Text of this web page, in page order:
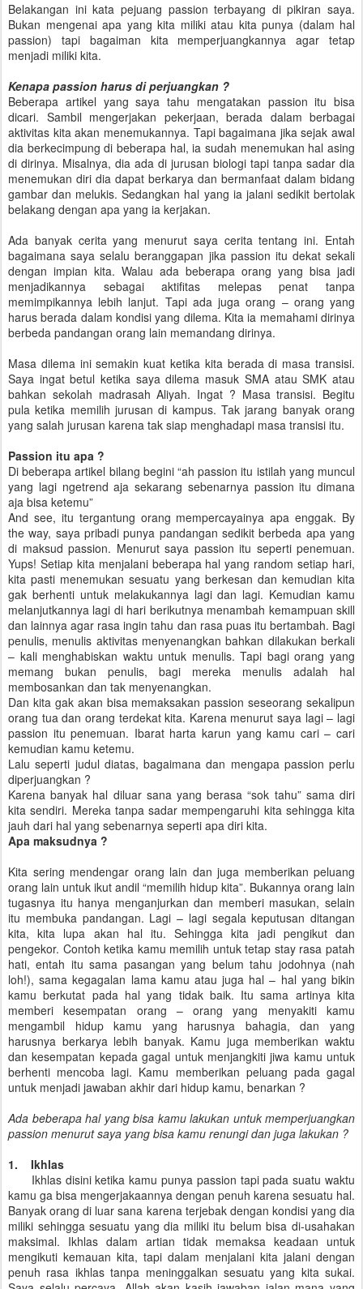
Belakangan ini kata pejuang passion terbayang di pikiran saya.
Bukan mengenai apa yang kita miliki atau kita punya (dalam hal
passion) tapi bagaiman kita memperjuangkannya agar tetap
menjadi miliki kita.
Kenapa passion harus di perjuangkan ?
Beberapa artikel yang saya tahu mengatakan passion itu bisa
dicari. Sambil mengerjakan pekerjaan, berada dalam berbagai
aktivitas kita akan menemukannya. Tapi bagaimana jika sejak awal
dia berkecimpung di beberapa hal, ia sudah menemukan hal asing
di dirinya. Misalnya, dia ada di jurusan biologi tapi tanpa sadar dia
menemukan diri dia dapat berkarya dan bermanfaat dalam bidang
gambar dan melukis. Sedangkan hal yang ia jalani sedikit bertolak
belakang dengan apa yang ia kerjakan.
Ada banyak cerita yang menurut saya cerita tentang ini. Entah
bagaimana saya selalu beranggapan jika passion itu dekat sekali
dengan impian kita. Walau ada beberapa orang yang bisa jadi
menjadikannya sebagai aktifitas melepas penat tanpa
memimpikannya lebih lanjut. Tapi ada juga orang – orang yang
harus berada dalam kondisi yang dilema. Kita ia memahami dirinya
berbeda pandangan orang lain memandang dirinya.
Masa dilema ini semakin kuat ketika kita berada di masa transisi.
Saya ingat betul ketika saya dilema masuk SMA atau SMK atau
bahkan sekolah madrasah Aliyah. Ingat ? Masa transisi. Begitu
pula ketika memilih jurusan di kampus. Tak jarang banyak orang
yang salah jurusan karena tak siap menghadapi masa transisi itu.
Passion itu apa ?
Di beberapa artikel bilang begini “ah passion itu istilah yang muncul
yang lagi ngetrend aja sekarang sebenarnya passion itu dimana
aja bisa ketemu”
And see, itu tergantung orang mempercayainya apa enggak. By
the way, saya pribadi punya pandangan sedikit berbeda apa yang
di maksud passion. Menurut saya passion itu seperti penemuan.
Yups! Setiap kita menjalani beberapa hal yang random setiap hari,
kita pasti menemukan sesuatu yang berkesan dan kemudian kita
gak berhenti untuk melakukannya lagi dan lagi. Kemudian kamu
melanjutkannya lagi di hari berikutnya menambah kemampuan skill
dan lainnya agar rasa ingin tahu dan rasa puas itu bertambah. Bagi
penulis, menulis aktivitas menyenangkan bahkan dilakukan berkali
– kali menghabiskan waktu untuk menulis. Tapi bagi orang yang
memang bukan penulis, bagi mereka menulis adalah hal
membosankan dan tak menyenangkan.
Dan kita gak akan bisa memaksakan passion seseorang sekalipun
orang tua dan orang terdekat kita. Karena menurut saya lagi – lagi
passion itu penemuan. Ibarat harta karun yang kamu cari – cari
kemudian kamu ketemu.
Lalu seperti judul diatas, bagaimana dan mengapa passion perlu
diperjuangkan ?
Karena banyak hal diluar sana yang berasa “sok tahu” sama diri
kita sendiri. Mereka tanpa sadar mempengaruhi kita sehingga kita
jauh dari hal yang sebenarnya seperti apa diri kita.
Apa maksudnya ?
Kita sering mendengar orang lain dan juga memberikan peluang
orang lain untuk ikut andil “memilih hidup kita”. Bukannya orang lain
tugasnya itu hanya menganjurkan dan memberi masukan, selain
itu membuka pandangan. Lagi – lagi segala keputusan ditangan
kita, kita lupa akan hal itu. Sehingga kita jadi pengikut dan
pengekor. Contoh ketika kamu memilih untuk tetap stay rasa patah
hati, entah itu sama pasangan yang belum tahu jodohnya (nah
loh!), sama kegagalan lama kamu atau juga hal – hal yang bikin
kamu berkutat pada hal yang tidak baik. Itu sama artinya kita
memberi kesempatan orang – orang yang menyakiti kamu
mengambil hidup kamu yang harusnya bahagia, dan yang
harusnya berkarya lebih banyak. Kamu juga memberikan waktu
dan kesempatan kepada gagal untuk menjangkiti jiwa kamu untuk
berhenti mencoba lagi. Kamu memberikan peluang pada gagal
untuk menjadi jawaban akhir dari hidup kamu, benarkan ?
Ada beberapa hal yang bisa kamu lakukan untuk memperjuangkan
passion menurut saya yang bisa kamu renungi dan juga lakukan ?
1. Ikhlas
Ikhlas disini ketika kamu punya passion tapi pada suatu waktu
kamu ga bisa mengerjakaannya dengan penuh karena sesuatu hal.
Banyak orang di luar sana karena terjebak dengan kondisi yang dia
miliki sehingga sesuatu yang dia miliki itu belum bisa di-usahakan
maksimal. Ikhlas dalam artian tidak memaksa keadaan untuk
mengikuti kemauan kita, tapi dalam menjalani kita jalani dengan
penuh rasa ikhlas tanpa meninggalkan sesuatu yang kita sukai.